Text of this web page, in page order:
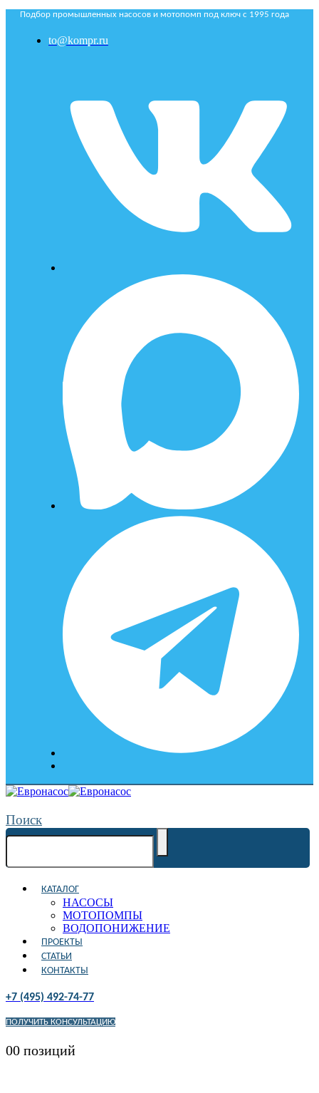
Подбор промышленных насосов и мотопомп под ключ с 1995 года
to@kompr.ru
Поиск
КАТАЛОГ
НАСОСЫ
МОТОПОМПЫ
ВОДОПОНИЖЕНИЕ
ПРОЕКТЫ
СТАТЬИ
КОНТАКТЫ
+7 (495) 492-74-77
ПОЛУЧИТЬ КОНСУЛЬТАЦИЮ
00 позиций